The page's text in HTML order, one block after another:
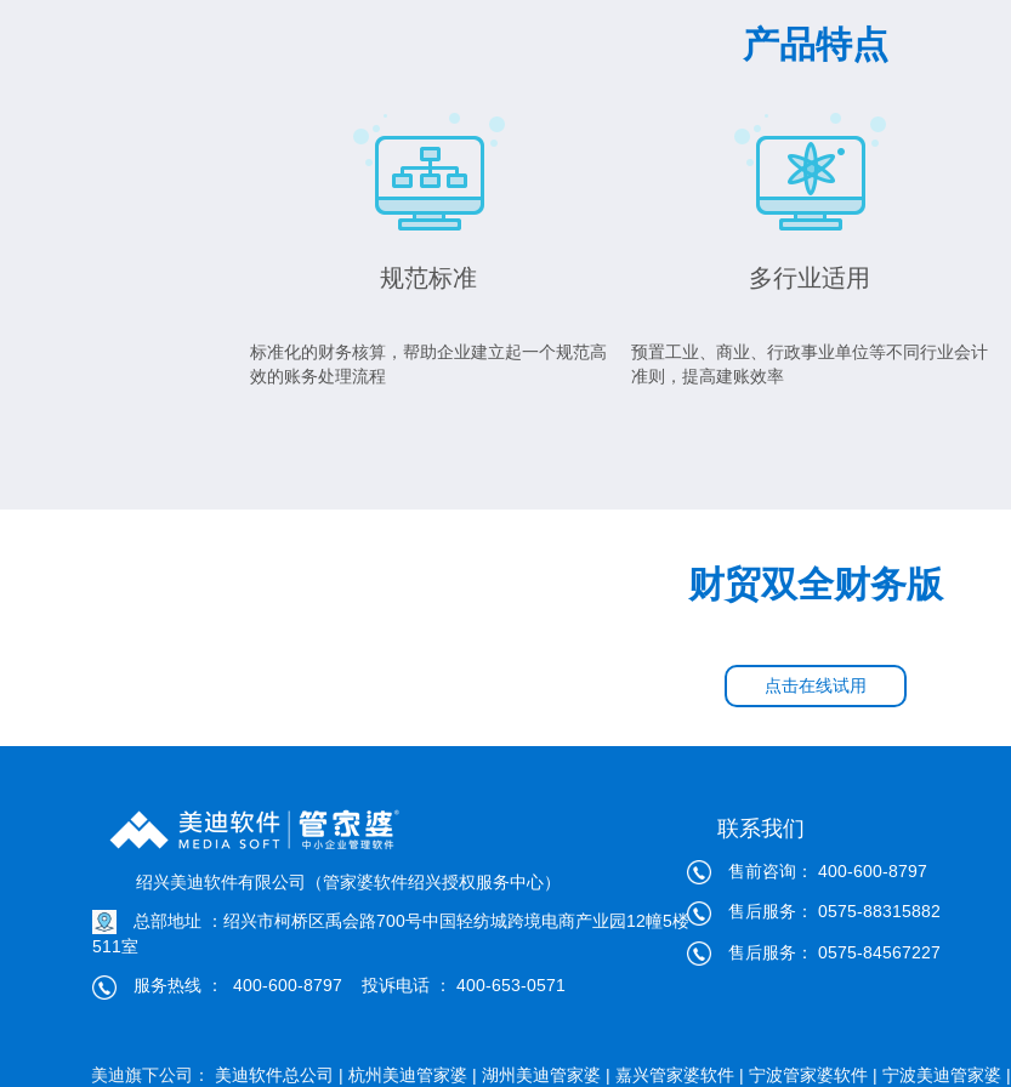
产品特点
规范标准
标准化的财务核算，帮助企业建立起一个规范高
效的账务处理流程
多行业适用
预置工业、商业、行政事业单位等不同行业会计
准则，提高建账效率
财贸双全财务版
点击在线试用
绍兴美迪软件有限公司（管家婆软件绍兴授权服务中心）
总部地址 ：绍兴市柯桥区禹会路700号中国轻纺城跨境电商产业园12幢5楼
511室
服务热线 ： 400-600-8797 投诉电话 ： 400-653-0571
联系我们
售前咨询： 400-600-8797
售后服务： 0575-88315882
售后服务： 0575-84567227
美迪旗下公司： 美迪软件总公司 | 杭州美迪管家婆 | 湖州美迪管家婆 | 嘉兴管家婆软件 | 宁波管家婆软件 | 宁波美迪管家婆 |